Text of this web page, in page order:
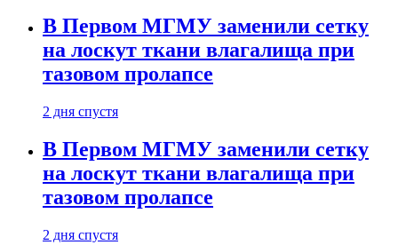
В Первом МГМУ заменили сетку
на лоскут ткани влагалища при
тазовом пролапсе
2 дня спустя
В Первом МГМУ заменили сетку
на лоскут ткани влагалища при
тазовом пролапсе
2 дня спустя